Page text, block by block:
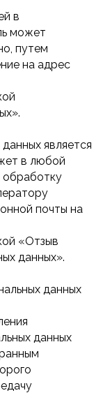
в
может
путем
на адрес
является
в любой
обработку
почты на
«Отзыв
данных».
данных
данных